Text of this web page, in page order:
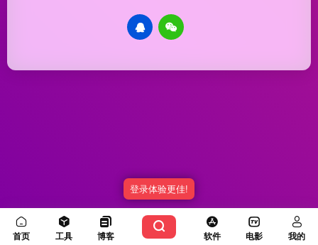
Copyright © 2026 优渥导航 冀ICP备20003336号-5由 OneNav强力驱动
首页 工具 博客 软件 电影 我的
登录体验更佳!